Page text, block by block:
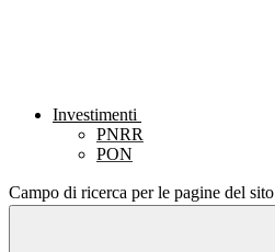
Investimenti
PNRR
PON
Campo di ricerca per le pagine del sito